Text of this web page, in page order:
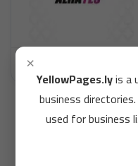
×
YellowPages.lyis a
business
used for business
مركز الحائس التجاري